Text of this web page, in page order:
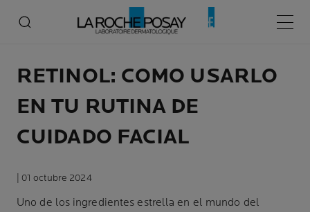
Menú
RETINOL: COMO USARLO
EN TU RUTINA DE
CUIDADO FACIAL
| 01 octubre 2024
Uno de los ingredientes estrella en el mundo del